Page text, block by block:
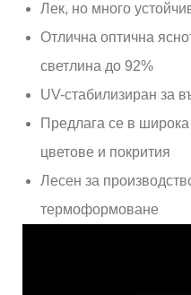
Лек, но много
Отлична оптична
светлина до 92%
UV-стабилизиран за
Предлага се в
цветове и покрития
Лесен за
термоформоване